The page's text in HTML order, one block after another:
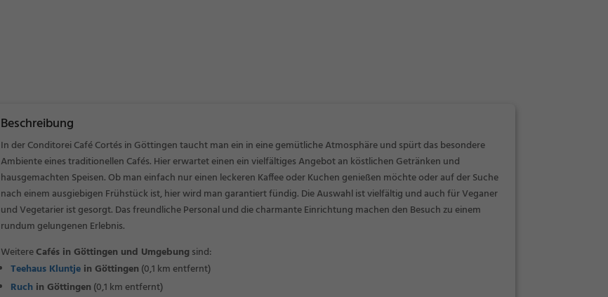
Beschreibung
In der Conditorei Café Cortés in Göttingen taucht man ein in eine gemütliche Atmosphäre und spürt das besondere
Ambiente eines traditionellen Cafés. Hier erwartet einen ein vielfältiges Angebot an köstlichen Getränken und
hausgemachten Speisen. Ob man einfach nur einen leckeren Kaffee oder Kuchen genießen möchte oder auf der Suche
nach einem ausgiebigen Frühstück ist, hier wird man garantiert fündig. Die Auswahl ist vielfältig und auch für Veganer
und Vegetarier ist gesorgt. Das freundliche Personal und die charmante Einrichtung machen den Besuch zu einem
rundum gelungenen Erlebnis.
WeitereCafés in Göttingen und Umgebungsind:
Teehaus Kluntje in Göttingen (0,1 km entfernt)
Ruch in Göttingen (0,1 km entfernt)